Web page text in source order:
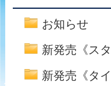
お知らせ
新発売《ス
新発売《タイ